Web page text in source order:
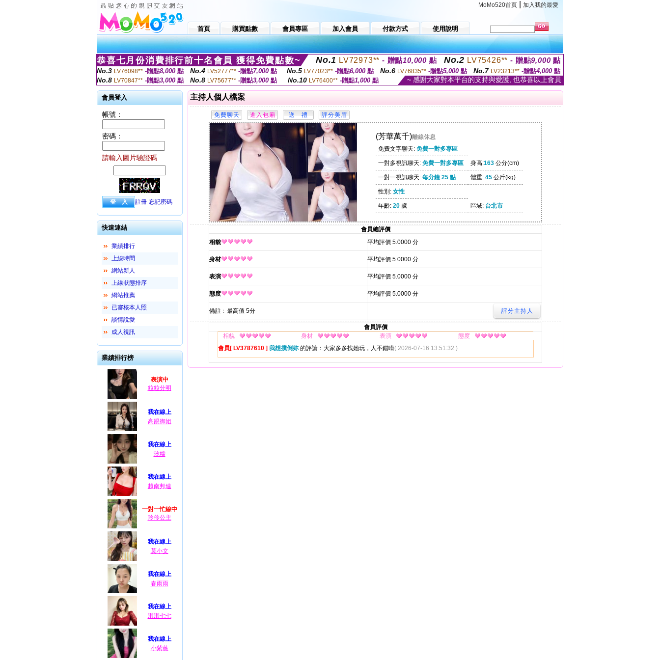
MoMo520首頁 加入我的最愛
首頁 購買點數 會員專區 加入會員 付款方式 使用說明
恭喜七月份消費排行前十名會員 獲得免費點數~ No.1 LV72973** - 贈點10,000 點 No.2 LV75426** - 贈點9,000點
No.3 LV76098** -贈點8,000 點 No.4 LV52777** -贈點7,000 點 No.5 LV77023** -贈點6,000點 No.6 LV76835** -贈點5,000點 No.7 LV23213** -贈點4,000點
No.8 LV70847** -贈點3,000 點 No.8 LV75677** -贈點3,000 點 No.10 LV76400** -贈點1,000點 ~ 感謝大家對本平台的支持與愛護, 也恭喜以上會員
會員登入
帳號：
密碼：
請輸入圖片驗證碼
註冊 忘記密碼
快速連結
業績排行
上線時間
網站新人
上線狀態排序
網站推薦
已審核本人照
談情說愛
成人視訊
業績排行榜
表演中
粒粒分明
我在線上
高跟御姐
我在線上
汐糯
我在線上
越南邦連
一對一忙線中
玲伶公主
我在線上
莫小文
我在線上
春雨雨
我在線上
淇淇七七
我在線上
小紫薇
主持人個人檔案
(芳華萬千)離線休息
免費文字聊天: 免費一對多專區
一對多視訊聊天: 免費一對多專區 身高:163公分(cm)
一對一視訊聊天: 每分鐘 25 點 體重: 45公斤(kg)
性別: 女性
年齡: 20歲 區域: 台北市
會員總評價
相貌
平均評價 5.0000 分
身材 平均評價 5.0000 分
表演 平均評價 5.0000 分
態度 平均評價 5.0000 分
備註﹕最高值 5分
會員評價
相貌
身材 表演
態度
會員[ LV3787610 ] 我想撲倒妳的評論：大家多多找她玩，人不錯唷( 2026-07-16 13:51:32 )